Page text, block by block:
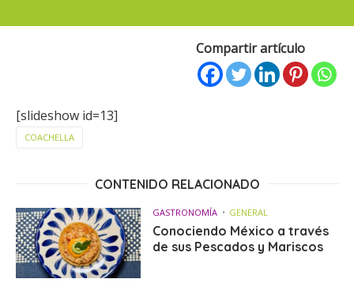
Compartir artículo
[slideshow id=13]
COACHELLA
CONTENIDO RELACIONADO
GASTRONOMÍA GENERAL
Conociendo México a través
de sus Pescados y Mariscos